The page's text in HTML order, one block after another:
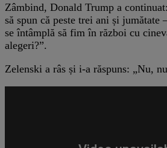
Zâmbind, Donald Trump a
să spun că peste trei ani și jumătate
se întâmplă să fim în război cu
alegeri?”.
Zelenski a râs și i-a răspuns: „Nu,